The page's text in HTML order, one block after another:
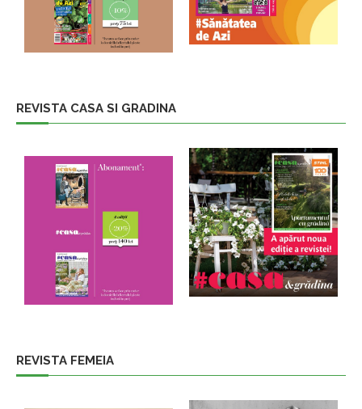
REVISTA CASA SI GRADINA
REVISTA FEMEIA